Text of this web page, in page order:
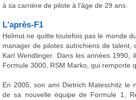
à sa carrière de pilote à l'âge de 29 ans.
L'après-F1
Helmut ne quitte toutefois pas le monde
manager de pilotes autrichiens de talent,
Karl Wendlinger. Dans les années 1990,
Formule 3000, RSM Marko, qui remporte
En 2005, son ami Dietrich Mateschitz le
de sa nouvelle équipe de Formule 1,